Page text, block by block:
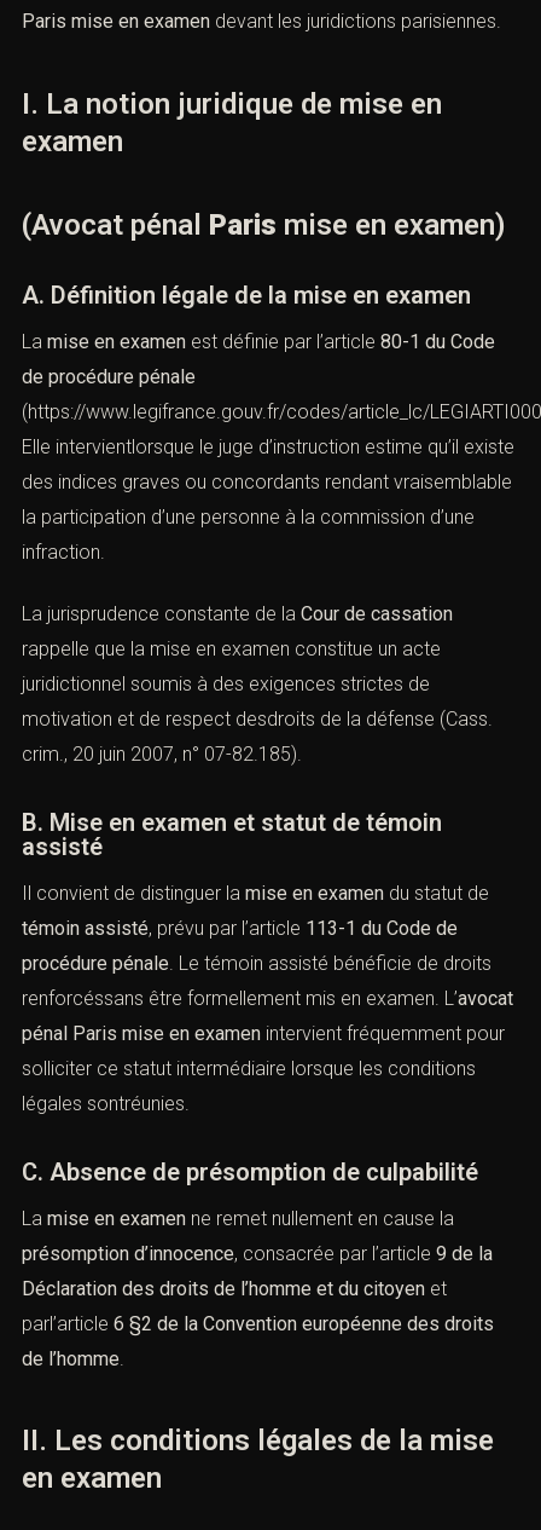
pénal Paris mise en examendevant les juridictions
I. La notion juridique de mise en
examen)
A. Définition légale de la mise en examen
Lamise en examenest définie par l’article80-1 du Code
de procédure pénale
(https://www.legifrance.gouv.fr/codes/article_lc/
Elle intervientlorsque le juge d’instruction estime qu’il
existe des indices graves ou concordants rendant
commission d’une infraction.
La jurisprudence constante de laCour de cassation
rappelle que la mise en examen constitue un acte
juridictionnel soumis à des exigences strictes de
crim., 20 juin 2007, n° 07-82.185).
B. Mise en examen et statut de témoin
assisté
Il convient de distinguer lamise en examendu statut de
témoin assisté , prévu par l’article 113-1 du Code de
procédure pénale . Le témoin assisté bénéficie de droits
renforcéssans être formellement mis en examen.
L’avocat pénal Paris mise en examen
lorsque les conditions légales sontréunies.
C. Absence de présomption de culpabilité
Lamise en examenne remet nullement en cause la
présomption d’innocence, consacrée par l’article9 de la
Déclaration des droits de l’homme et du citoyen
de l’homme.